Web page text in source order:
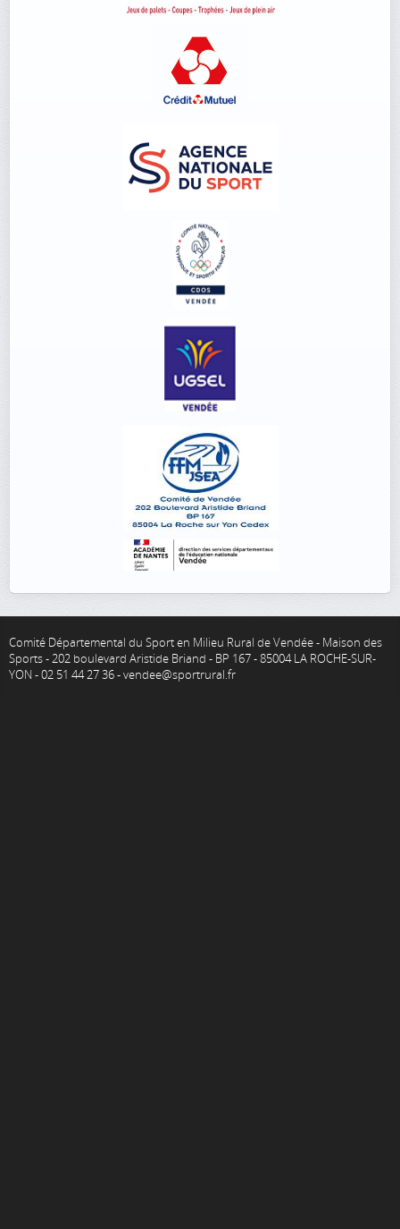
Comité Départemental du Sport en Milieu Rural de Vendée - Maison des
Sports - 202 boulevard Aristide Briand - BP 167 - 85004 LA ROCHE-SUR-
YON - 02 51 44 27 36 - vendee@sportrural.fr